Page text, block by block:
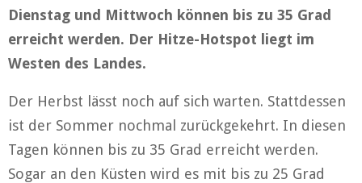
Dienstag und Mittwoch können bis zu 35 Grad
erreicht werden. Der Hitze-Hotspot liegt im
Westen des Landes.
Der Herbst lässt noch auf sich warten. Stattdessen
ist der Sommer nochmal zurückgekehrt. In diesen
Tagen können bis zu 35 Grad erreicht werden.
Sogar an den Küsten wird es mit bis zu 25 Grad